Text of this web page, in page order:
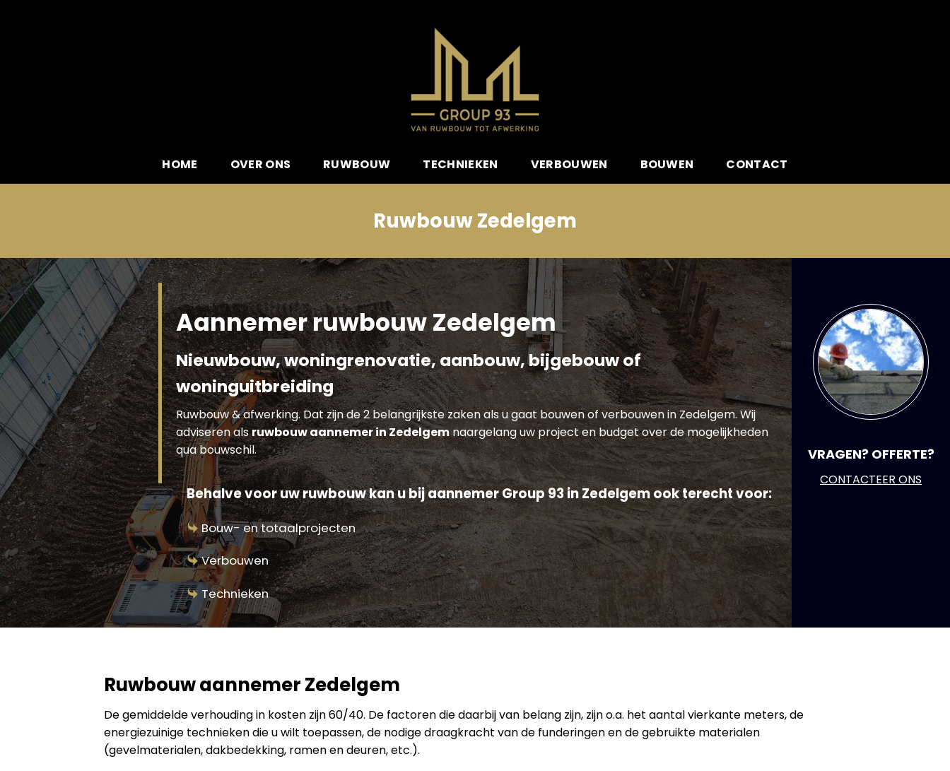
HOME OVER ONS RUWBOUW TECHNIEKEN VERBOUWEN BOUWEN CONTACT
Ruwbouw Zedelgem
Aannemer ruwbouw Zedelgem
Nieuwbouw, woningrenovatie, aanbouw, bijgebouw of
woninguitbreiding
Ruwbouw & afwerking. Dat zijn de 2 belangrijkste zaken als u gaat bouwen of verbouwen in Zedelgem. Wij
adviseren alsruwbouw aannemer in Zedelgemnaargelang uw project en budget over de mogelijkheden
qua bouwschil.
Behalve voor uw ruwbouw kan u bij aannemer Group 93 in Zedelgem ook terecht voor:
Bouw- en totaalprojecten
Verbouwen
Technieken
VRAGEN? OFFERTE?
CONTACTEER ONS
Ruwbouw aannemer Zedelgem
De gemiddelde verhouding in kosten zijn 60/40. De factoren die daarbij van belang zijn, zijn o.a. het aantal vierkante meters, de
energiezuinige technieken die u wilt toepassen, de nodige draagkracht van de funderingen en de gebruikte materialen
(gevelmaterialen, dakbedekking, ramen en deuren, etc.).